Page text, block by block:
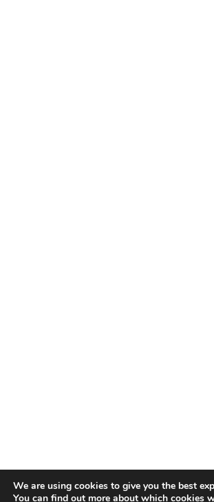
We are using cookies to give you the best
You can find out more about which cookies